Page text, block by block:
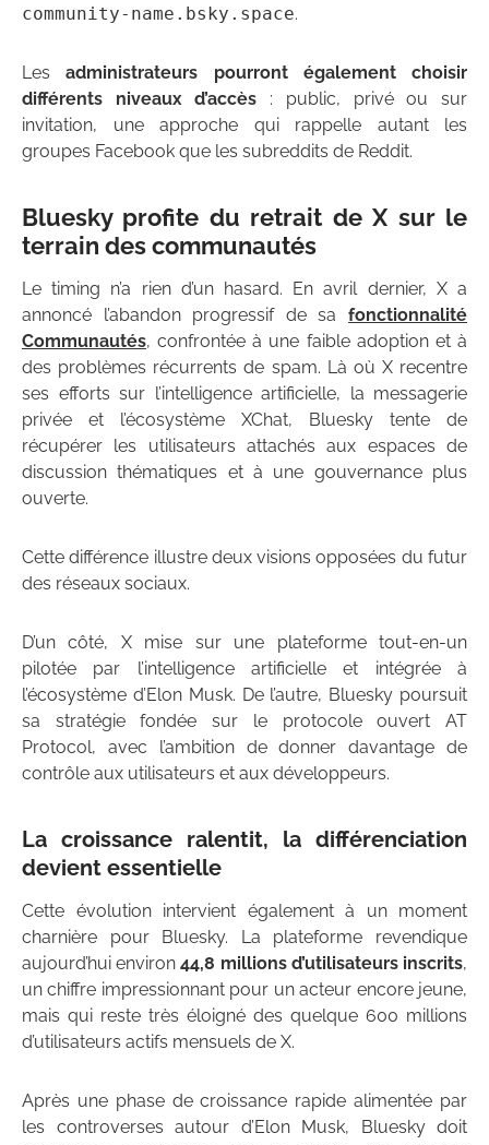
community-name.bsky.space.
Lesadministrateurs pourront également choisir
différents niveaux d’accès : public, privé ou sur
invitation, une approche qui rappelle autant les
groupes Facebook que les subreddits de Reddit.
Bluesky profite du retrait de X sur le
terrain des communautés
Le timing n’a rien d’un hasard. En avril dernier, X a
annoncé l’abandon progressif de sa fonctionnalité
Communautés, confrontée à une faible adoption et à
des problèmes récurrents de spam. Là où X recentre
ses efforts sur l’intelligence artificielle, la messagerie
privée et l’écosystème XChat, Bluesky tente de
récupérer les utilisateurs attachés aux espaces de
discussion thématiques et à une gouvernance plus
ouverte.
Cette différence illustre deux visions opposées du futur
des réseaux sociaux.
D’un côté, X mise sur une plateforme tout-en-un
pilotée par l’intelligence artificielle et intégrée à
l’écosystème d’Elon Musk. De l’autre, Bluesky poursuit
sa stratégie fondée sur le protocole ouvert AT
Protocol, avec l’ambition de donner davantage de
contrôle aux utilisateurs et aux développeurs.
La croissance ralentit, la différenciation
devient essentielle
Cette évolution intervient également à un moment
charnière pour Bluesky. La plateforme revendique
aujourd’hui environ44,8 millions d’utilisateurs inscrits,
un chiffre impressionnant pour un acteur encore jeune,
mais qui reste très éloigné des quelque 600 millions
d’utilisateurs actifs mensuels de X.
Après une phase de croissance rapide alimentée par
les controverses autour d’Elon Musk, Bluesky doit